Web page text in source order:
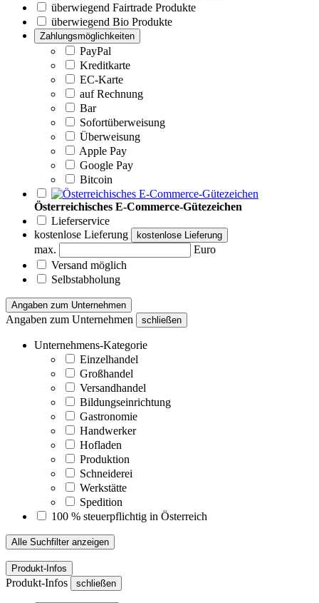
überwiegend Fairtrade Produkte
überwiegend Bio Produkte
Zahlungsmöglichkeiten
PayPal
Kreditkarte
EC-Karte
auf Rechnung
Bar
Sofortüberweisung
Überweisung
Apple Pay
Google Pay
Bitcoin
Österreichisches E-Commerce-Gütezeichen
Lieferservice
kostenlose Lieferung
kostenlose Lieferung
max.
Euro
Versand möglich
Selbstabholung
Angaben zum Unternehmen
Angaben zum Unternehmen schließen
Unternehmens-Kategorie
Einzelhandel
Großhandel
Versandhandel
Bildungseinrichtung
Gastronomie
Handwerker
Hofladen
Produktion
Schneiderei
Werkstätte
Spedition
100 % steuerpflichtig in Österreich
Alle Suchfilter anzeigen
Produkt-Infos
Produkt-Infos schließen